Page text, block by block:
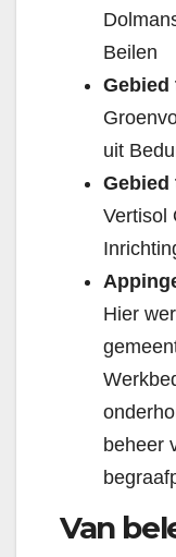
Beilen
Gebied
uit
Gebied
Vertisol
Hier
beheer
Van